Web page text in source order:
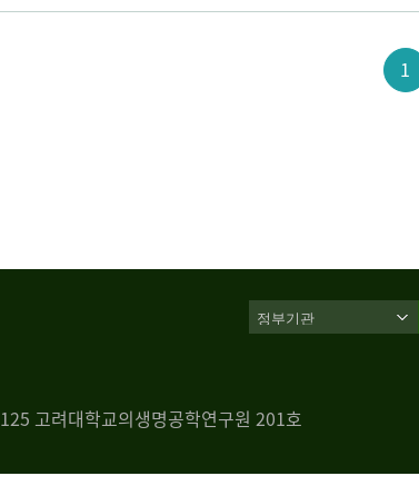
1
고려대학교의생명공학연구원 201호